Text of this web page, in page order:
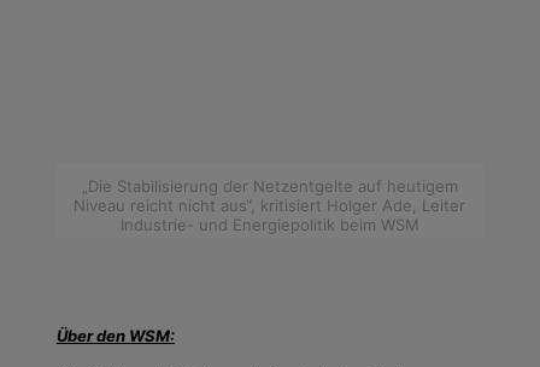
„Die Stabilisierung der Netzentgelte auf heutigem
Niveau reicht nicht aus“, kritisiert Holger Ade, Leiter
Industrie- und Energiepolitik beim WSM
Über den WSM: